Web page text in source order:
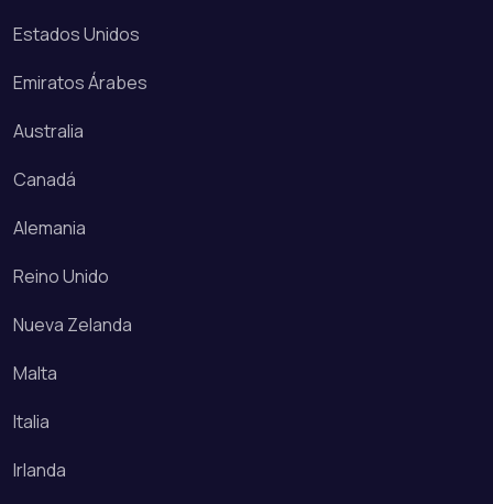
Estados Unidos
Emiratos Árabes
Australia
Canadá
Alemania
Reino Unido
Nueva Zelanda
Malta
Italia
Irlanda